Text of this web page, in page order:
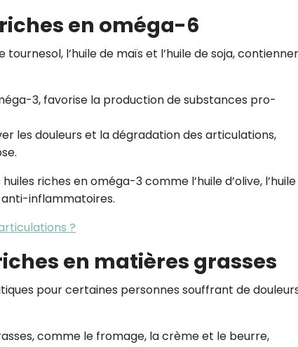
en oméga-6
l’huile de maïs et l’huile de soja,
3, favorise la production de substances pro-
les douleurs et la dégradation des articulations,
riches en oméga-3 comme l’huile d’olive,
anti-inflammatoires.
?
en matières grasses
pour certaines personnes souffrant de
comme le fromage, la crème et le beurre,